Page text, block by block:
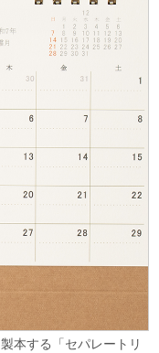
本する「セパレートリ